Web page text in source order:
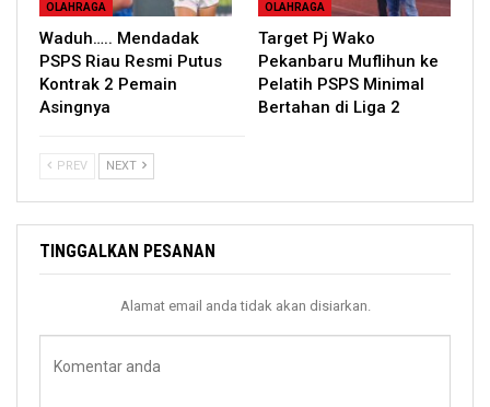
OLAHRAGA
Waduh….. Mendadak
PSPS Riau Resmi Putus
Kontrak 2 Pemain
Asingnya
OLAHRAGA
Target Pj Wako
Pekanbaru Muflihun ke
Pelatih PSPS Minimal
Bertahan di Liga 2
PREV NEXT
TINGGALKAN PESANAN
Alamat email anda tidak akan disiarkan.